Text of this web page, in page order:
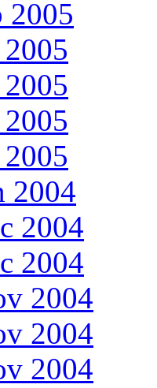
2005
2004
2004
2004
2004
2004
2004